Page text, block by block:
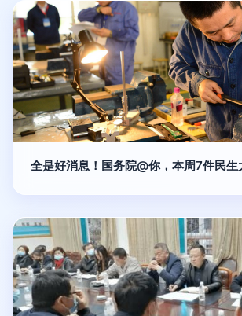
全是好消息！国务院@你，本周7件民生